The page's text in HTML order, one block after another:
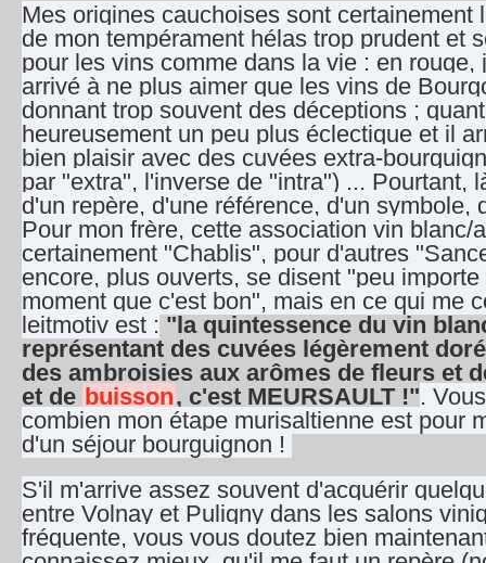
Mes origines cauchoises sont certainement
de mon tempérament hélas trop prudent et
pour les vins comme dans la vie : en rouge,
arrivé à ne plus aimer que les vins de
donnant trop souvent des déceptions ;
heureusement un peu plus éclectique et il
bien plaisir avec des cuvées extra-
par "extra", l'inverse de "intra") ... Pourtant,
d'un repère, d'une référence, d'un symbole,
Pour mon frère, cette association vin blanc/
certainement "Chablis", pour d'autres
encore, plus ouverts, se disent "peu
moment que c'est bon", mais en ce qui me
leitmotiv est : "la quintessence du vin
représentant des cuvées légèrement
des ambroisies aux arômes de fleurs et
et de buisson, c'est MEURSAULT !".
combien mon étape murisaltienne est pour
d'un séjour bourguignon !
S'il m'arrive assez souvent d'acquérir
entre Volnay et Puligny dans les salons
fréquente, vous vous doutez bien